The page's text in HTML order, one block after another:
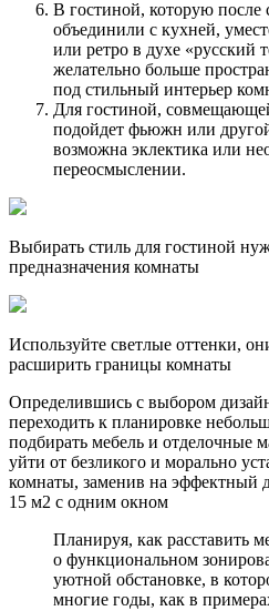
В гостиной, которую после
объединили с кухней,
или ретро в духе «русский
желательно больше
под стильный интерьер
Для гостиной,
подойдет фьюжн или
возможна эклектика или
переосмыслении.
Выбирать стиль для гостиной
предназначения комнаты
Используйте светлые оттенки,
расширить границы комнаты
Определившись с выбором
переходить к планировке
подбирать мебель и отделочные
уйти от безликого и морально
комнаты, заменив на эффектный
15 м2 с одним окном
Планируя, как расставить
о функциональном
уютной обстановке, в
многие годы, как в